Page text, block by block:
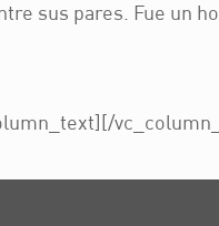
sus pares. Fue un